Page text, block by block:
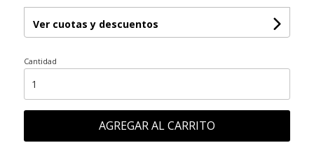
Ver cuotas y descuentos
Cantidad
AGREGAR AL CARRITO